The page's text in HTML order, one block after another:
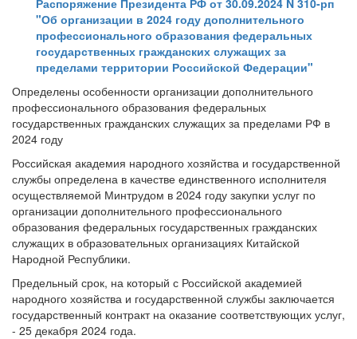
Распоряжение Президента РФ от 30.09.2024 N 310-рп
"Об организации в 2024 году дополнительного
профессионального образования федеральных
государственных гражданских служащих за
пределами территории Российской Федерации"
Определены особенности организации дополнительного
профессионального образования федеральных
государственных гражданских служащих за пределами РФ в
2024 году
Российская академия народного хозяйства и государственной
службы определена в качестве единственного исполнителя
осуществляемой Минтрудом в 2024 году закупки услуг по
организации дополнительного профессионального
образования федеральных государственных гражданских
служащих в образовательных организациях Китайской
Народной Республики.
Предельный срок, на который с Российской академией
народного хозяйства и государственной службы заключается
государственный контракт на оказание соответствующих услуг,
- 25 декабря 2024 года.